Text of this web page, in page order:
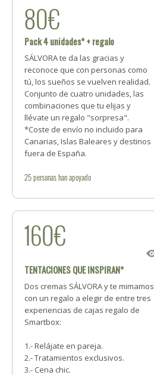
80€
Pack 4 unidades* + regalo
SÁLVORA te da las gracias y
reconoce que con personas como
tú, los sueños se vuelven realidad.
Conjunto de cuatro unidades, las
combinaciones que tu elijas y
llévate un regalo "sorpresa".
*Coste de envío no incluido para
Canarias, Islas Baleares y destinos
fuera de España.
25personashan apoyado
160€
TENTACIONES QUE INSPIRAN*
Dos cremas SÁLVORA y te mimamos
con un regalo a elegir de entre tres
experiencias de cajas regalo de
Smartbox:
1.- Relájate en pareja.
2.- Tratamientos exclusivos.
3.- Cena chic.